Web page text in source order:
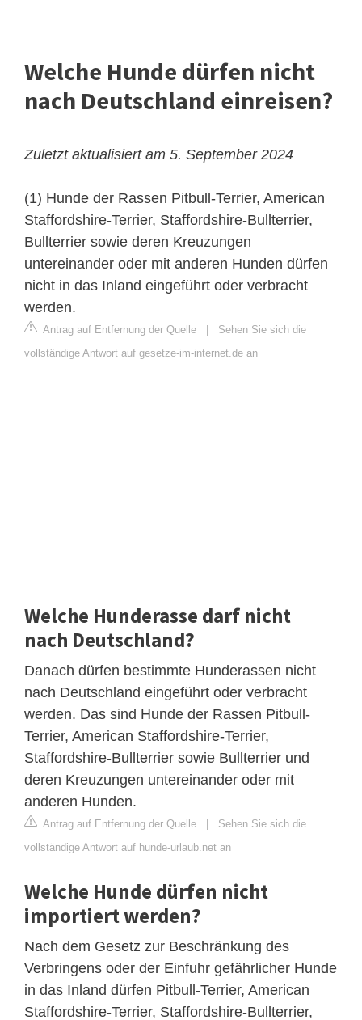
Welche Hunde dürfen nicht
nach Deutschland einreisen?
Zuletzt aktualisiert am 5. September 2024
(1) Hunde der Rassen Pitbull-Terrier, American
Staffordshire-Terrier, Staffordshire-Bullterrier,
Bullterrier sowie deren Kreuzungen
untereinander oder mit anderen Hunden dürfen
nicht in das Inland eingeführt oder verbracht
werden.
Antrag auf Entfernung der Quelle
Sehen Sie sich die
vollständige Antwort auf gesetze-im-internet.de an
Welche Hunderasse darf nicht
nach Deutschland?
Danach dürfen bestimmte Hunderassen nicht
nach Deutschland eingeführt oder verbracht
werden. Das sind Hunde der Rassen Pitbull-
Terrier, American Staffordshire-Terrier,
Staffordshire-Bullterrier sowie Bullterrier und
deren Kreuzungen untereinander oder mit
anderen Hunden.
Antrag auf Entfernung der Quelle
Sehen Sie sich die
vollständige Antwort auf hunde-urlaub.net an
Welche Hunde dürfen nicht
importiert werden?
Nach dem Gesetz zur Beschränkung des
Verbringens oder der Einfuhr gefährlicher Hunde
in das Inland dürfen Pitbull-Terrier, American
Staffordshire-Terrier, Staffordshire-Bullterrier,